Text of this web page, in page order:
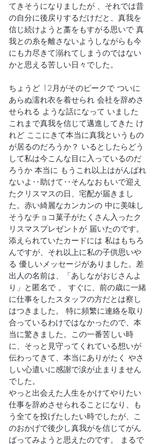
てきそうになりましたが 、それでは昔
の自分に後戻りするだけだと、真我を
信じ続けようと藁をもすがる思いで 真
我との糸を離さないようしながらも今
にも力尽きて溺れてしまうのではない
かと思える苦しい日々でした。
ちょうど 12月がそのピークで ついに
あらぬ濡れ衣を着せられ 会社を辞めさ
せられる ような話になって いました
これまで真我を信じて邁進してきた け
れど ここにきて本当に真我というもの
が居るのだろうか？ いるとしたらどう
して私は今こんな目に入っているのだ
ろうか 本当に もうこれ以上はがんばれ
ないよ‥助けて‥そんなおもいで迎え
たクリスマスの日、宅配が届きまし
た。赤い綺麗なカンカンの 中に美味し
そうなチョコ菓子がたくさん入ったク
リスマスプレゼントが 届いたのです。
添えられていたカードには 私はもちろ
んですが、それ以上に私の子供思いや
る 優しいメッセージがありました。差
出人の名前は、「あしながおじさんよ
り」と匿名で 。 すぐに、前の歳に一緒
に仕事をしたスタッフの方だとは察し
はつきました。 特に頻繁に連絡を取り
合っているわけではなかったので、本
当に驚きました。この一番苦しい時
に、そっと見守ってくれている想いが
伝わってきて、本当にありがたく やさ
しい心遣いに感謝で涙が止まりません
でした。
やっと出会えた人生をかけてやりたい
仕事を辞めさせられることになり、も
う全てを投げたしたい時でしたが、こ
のおかげで後少し真我がを信じてがん
ばってみようと思えたのです。 まるで